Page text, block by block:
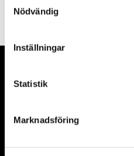
Nödvändig
Inställningar
Statistik
Marknadsföring
Dina personuppgifter behandlas i
& däckmaskiner och Master
gärna om vad som helst då
kunden.